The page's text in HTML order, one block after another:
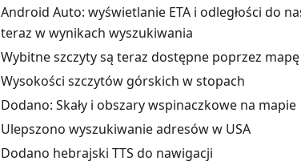
Android Auto: wyświetlanie ETA i odległości do
teraz w wynikach wyszukiwania
Wybitne szczyty są teraz dostępne poprzez
Wysokości szczytów górskich w stopach
Dodano: Skały i obszary wspinaczkowe na mapie
Ulepszono wyszukiwanie adresów w USA
Dodano hebrajski TTS do nawigacji